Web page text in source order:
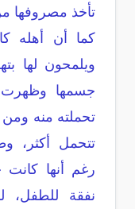
تأخذ مصروفها
كما أن أهله
ويلمحون لها
جسمها وظهرت
تحملته منه
تتحمل أكثر،
رغم أنها
نفقة للطفل،